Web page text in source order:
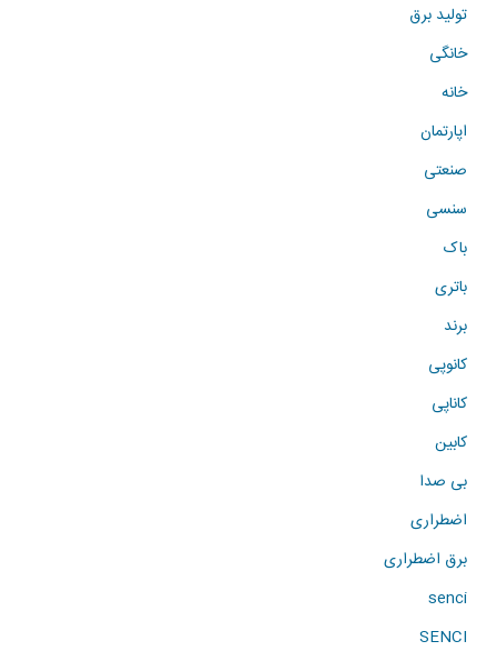
تولید برق
خانگی
خانه
اپارتمان
صنعتی
سنسی
باک
باتری
برند
کانوپی
کاناپی
کابین
بی صدا
اضطراری
برق اضطراری
senci
SENCI